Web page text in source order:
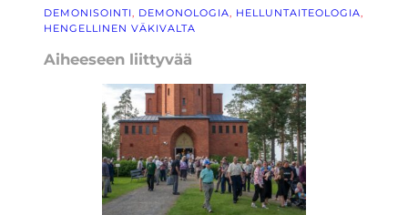
DEMONISOINTI DEMONOLOGIA HELLUNTAITEOLOGIA
HENGELLINEN VÄKIVALTA
Aiheeseen liittyvää